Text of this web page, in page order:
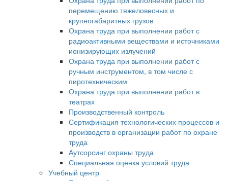
перемещению тяжеловесных и
крупногабаритных грузов
Охрана труда при выполнении работ с
радиоактивными веществами и источниками
ионизирующих излучений
Охрана труда при выполнении работ с
ручным инструментом, в том числе с
пиротехническим
Охрана труда при выполнении работ в
театрах
Производственный контроль
Сертификация технологических процессов и
производств в организации работ по охране
труда
Аутсорсинг охраны труда
Специальная оценка условий труда
Учебный центр